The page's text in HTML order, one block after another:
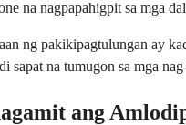
na nagpapahigpit sa mga
ng pakikipagtulungan ay
sapat na tumugon sa mga
ang